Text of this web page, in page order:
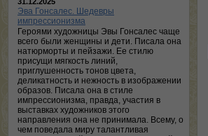
Эва Гонсалес. Шедевры
импрессионизма
Героями художницы Эвы Гонсалес чаще
всего были женщины и дети. Писала она
натюрморты и пейзажи. Ее стилю
присущи мягкость линий,
приглушенность тонов цвета,
деликатность и нежность в изображении
образов. Писала она в стиле
импрессионизма, правда, участия в
выставках художников этого
направления она не принимала. Всему, о
чем поведала миру талантливая